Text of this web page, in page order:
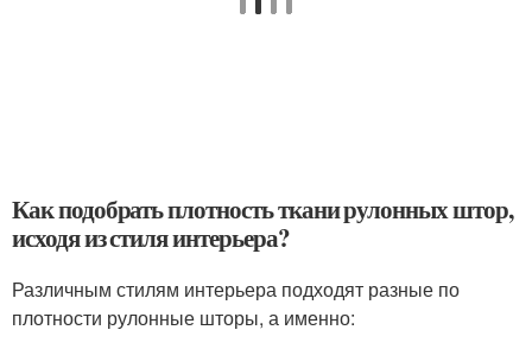
Как подобрать плотность ткани рулонных штор,
исходя из стиля интерьера?
Различным стилям интерьера подходят разные по
плотности рулонные шторы, а именно: